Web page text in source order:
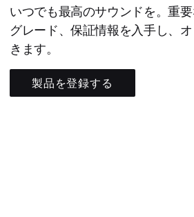
いつでも最高のサウンドを。重
グレード、保証情報を入手し、
きます。
製品を登録する